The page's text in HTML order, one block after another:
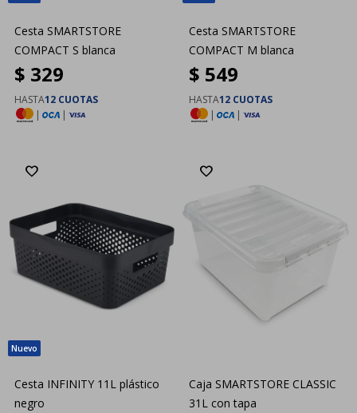
Cesta SMARTSTORE
COMPACT S blanca
$ 329
HASTA12 CUOTAS
|
|
Cesta SMARTSTORE
COMPACT M blanca
$ 549
HASTA12 CUOTAS
|
|
Cesta INFINITY 11L plástico
negro
Caja SMARTSTORE CLASSIC
31L con tapa